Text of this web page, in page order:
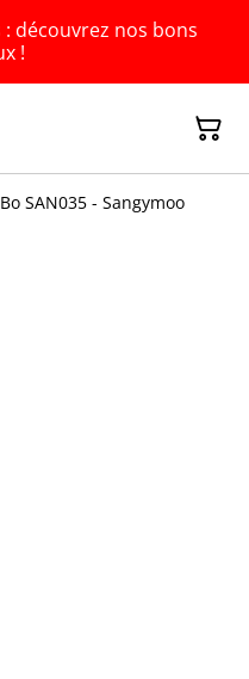
découvrez nos bons
!
Bo SAN035 - Sangymoo